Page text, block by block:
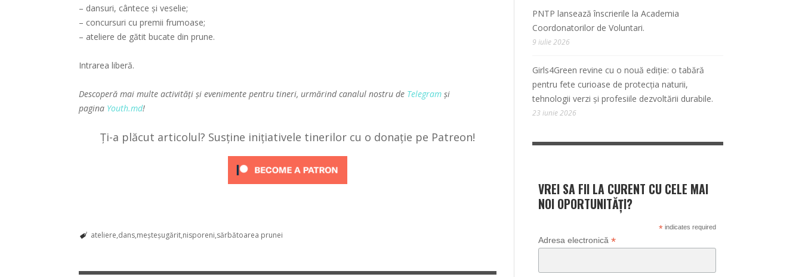
– dansuri, cântece și veselie;
– concursuri cu premii frumoase;
– ateliere de gătit bucate din prune.
Intrarea liberă.
Descoperă mai multe activități și evenimente pentru tineri, urmărind canalul nostru de Telegram și
pagina Youth.md!
Ți-a plăcut articolul? Susține inițiativele tinerilor cu o donație pe Patreon!
ateliere dans meșteșugărit nisporeni sărbătoarea prunei
PNTP lansează înscrierile la Academia
Coordonatorilor de Voluntari.
9 iulie 2026
Girls4Green revine cu o nouă ediție: o tabără
pentru fete curioase de protecția naturii,
tehnologii verzi și profesiile dezvoltării durabile.
23 iunie 2026
VREI SA FII LA CURENT CU CELE MAI
NOI OPORTUNITĂȚI?
*indicates required
Adresa electronică *